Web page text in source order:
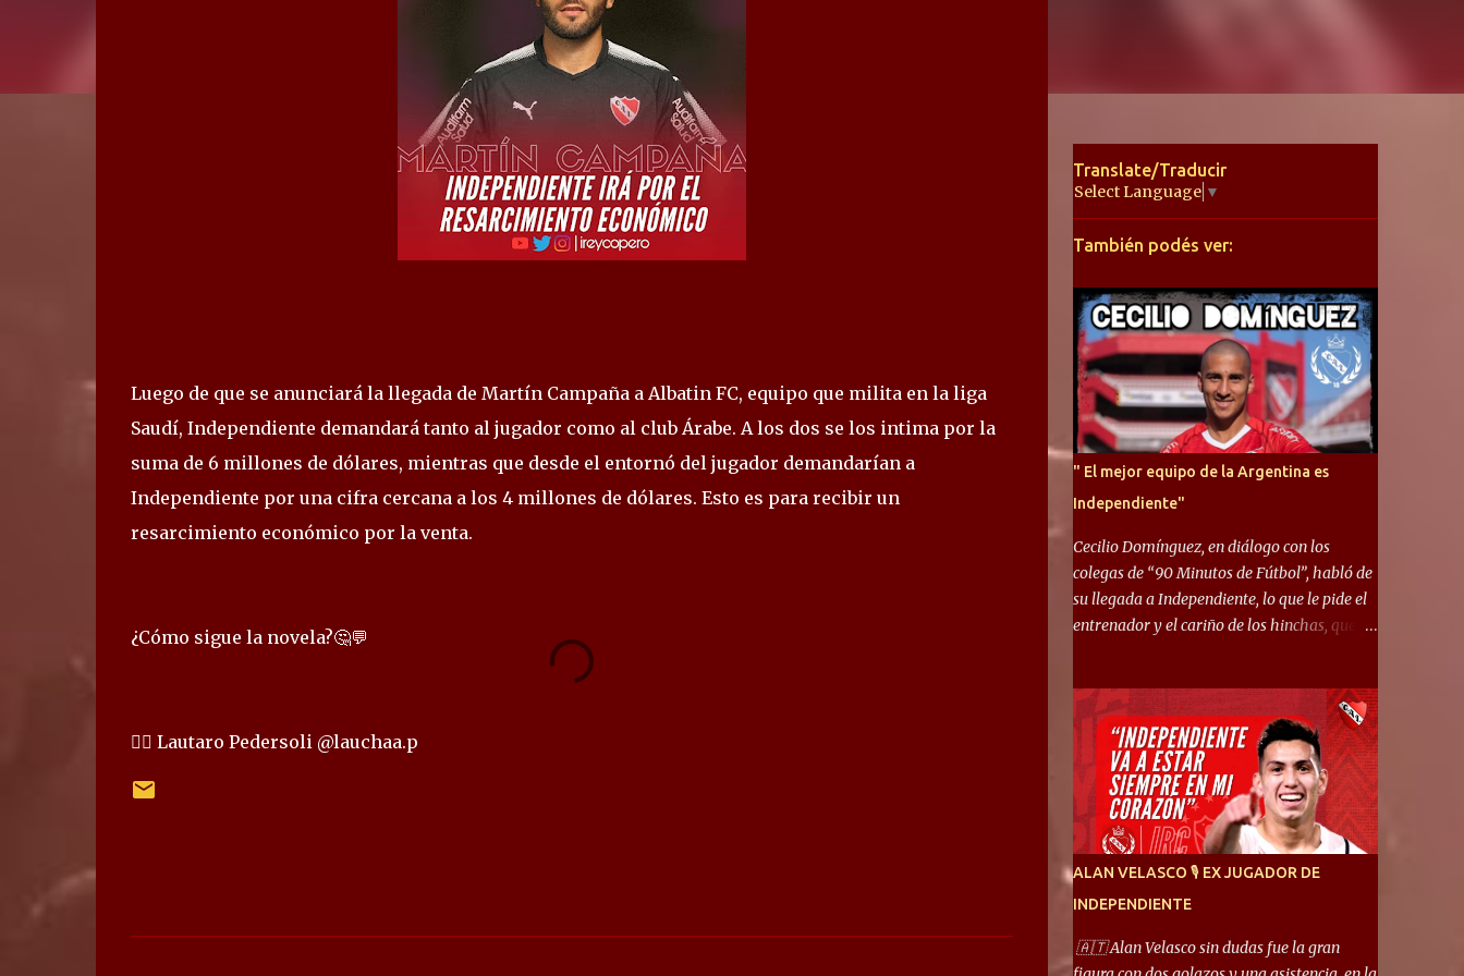
Luego de que se anunciará la llegada de Martín Campaña a Albatin FC, equipo que milita en la liga
Saudí, Independiente demandará tanto al jugador como al club Árabe. A los dos se los intima por la
suma de 6 millones de dólares, mientras que desde el entornó del jugador demandarían a
Independiente por una cifra cercana a los 4 millones de dólares. Esto es para recibir un
resarcimiento económico por la venta.
¿Cómo sigue la novela?🤔💬
✍🏻 Lautaro Pedersoli @lauchaa.p
Translate/Traducir
Select Language ▼
También podés ver:
" El mejor equipo de la Argentina es
Independiente"
Cecilio Domínguez, en diálogo con los
colegas de “90 Minutos de Fútbol”, habló de
su llegada a Independiente, lo que le pide el
entrenador y el cariño de los hinchas, que se
ayuda a que me adapte rápidamente, soy un
hombre alegre y abierto. Creo que lo estoy
haciendo muy bien. Cuando llegué, llegué a
un Independiente que juega muy dinámico y
me gusta mucho. Me favorece por la forma
de jugar mía y eso también ayudó a que me
adapte”. “Me siento mejor por izquierda,
pero me gusta mucho jugar de 9, y juego sin
problemas por derecha también. Jugar de 9
y de extremo por izquierda es diferente. A mi
me gusta jugar por fuera, porque tengo mas
ALAN VELASCO 🎙 EX JUGADOR DE
INDEPENDIENTE
🇦🇹 Alan Velasco sin dudas fue la gran